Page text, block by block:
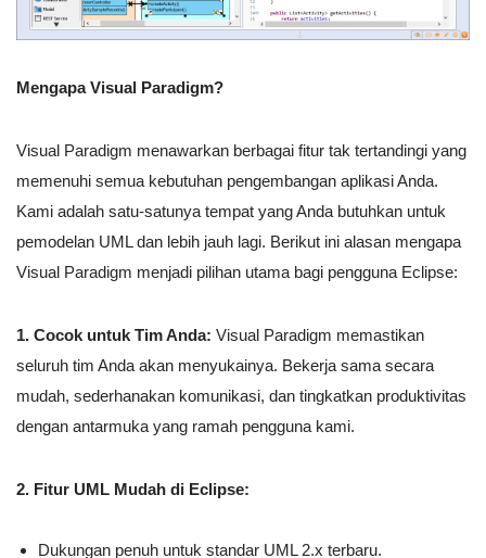
Mengapa Visual Paradigm?
Visual Paradigm menawarkan berbagai fitur tak tertandingi yang
memenuhi semua kebutuhan pengembangan aplikasi Anda.
Kami adalah satu-satunya tempat yang Anda butuhkan untuk
pemodelan UML dan lebih jauh lagi. Berikut ini alasan mengapa
Visual Paradigm menjadi pilihan utama bagi pengguna Eclipse:
1. Cocok untuk Tim Anda: Visual Paradigm memastikan
seluruh tim Anda akan menyukainya. Bekerja sama secara
mudah, sederhanakan komunikasi, dan tingkatkan produktivitas
dengan antarmuka yang ramah pengguna kami.
2. Fitur UML Mudah di Eclipse:
Dukungan penuh untuk standar UML 2.x terbaru.